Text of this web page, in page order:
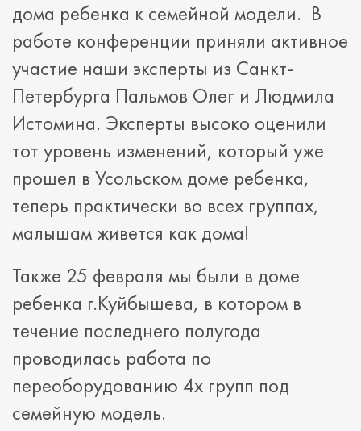
дома ребенка к семейной модели. В
работе конференции приняли активное
участие наши эксперты из Санкт-
Петербурга Пальмов Олег и Людмила
Истомина. Эксперты высоко оценили
тот уровень изменений, который уже
прошел в Усольском доме ребенка,
теперь практически во всех группах,
малышам живется как дома!
Также 25 февраля мы были в доме
ребенка г.Куйбышева, в котором в
течение последнего полугода
проводилась работа по
переоборудованию 4х групп под
семейную модель.